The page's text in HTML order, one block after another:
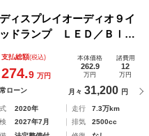
スプレイオーディオ９イ
ドランプ ＬＥＤ／Ｂｌｕ
付ＡＢＳ／横滑り防止装置
ニター
支払総額(税込)
274.9 万円
本体価格
262.9
万円
諸費用
12
万円
ローン 月々 31,200 円
2020年 走行
7.3万km
2027年7月 排気
2500cc